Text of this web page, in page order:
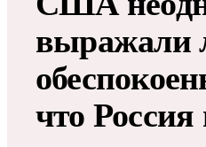
выражали
что